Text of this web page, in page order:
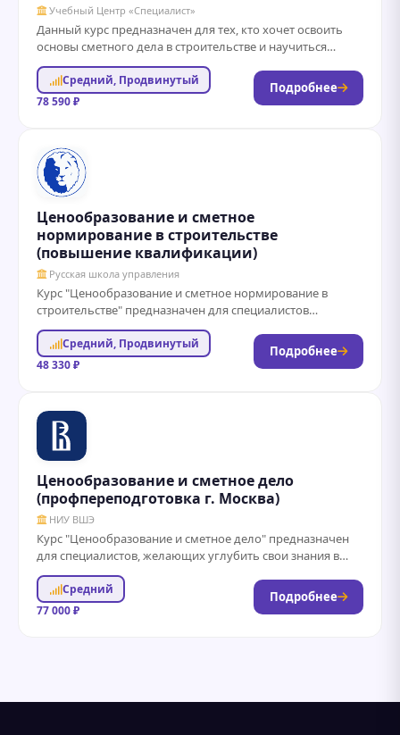
Учебный Центр «Специалист»
Данный курс предназначен для тех, кто хочет освоить
основы сметного дела в строительстве и научиться
эффективно использовать современное программное
обеспечение....
Средний, Продвинутый
78 590 ₽
Подробнее
Ценообразование и сметное
нормирование в строительстве
(повышение квалификации)
Русская школа управления
Курс "Ценообразование и сметное нормирование в
строительстве" предназначен для специалистов
строительной отрасли, желающих повысить свою
квалификацию и углубить знания в...
Средний, Продвинутый
48 330 ₽
Подробнее
Ценообразование и сметное дело
(профпереподготовка г. Москва)
НИУ ВШЭ
Курс "Ценообразование и сметное дело" предназначен
для специалистов, желающих углубить свои знания в
области формирования стоимости строительных и
ремонтных работ....
Средний
77 000 ₽
Подробнее